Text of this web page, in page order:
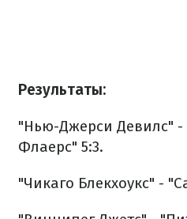
Результаты:
"Нью-Джерси Девилс"
Флаерс" 5:3.
"Чикаго Блекхоукс" -